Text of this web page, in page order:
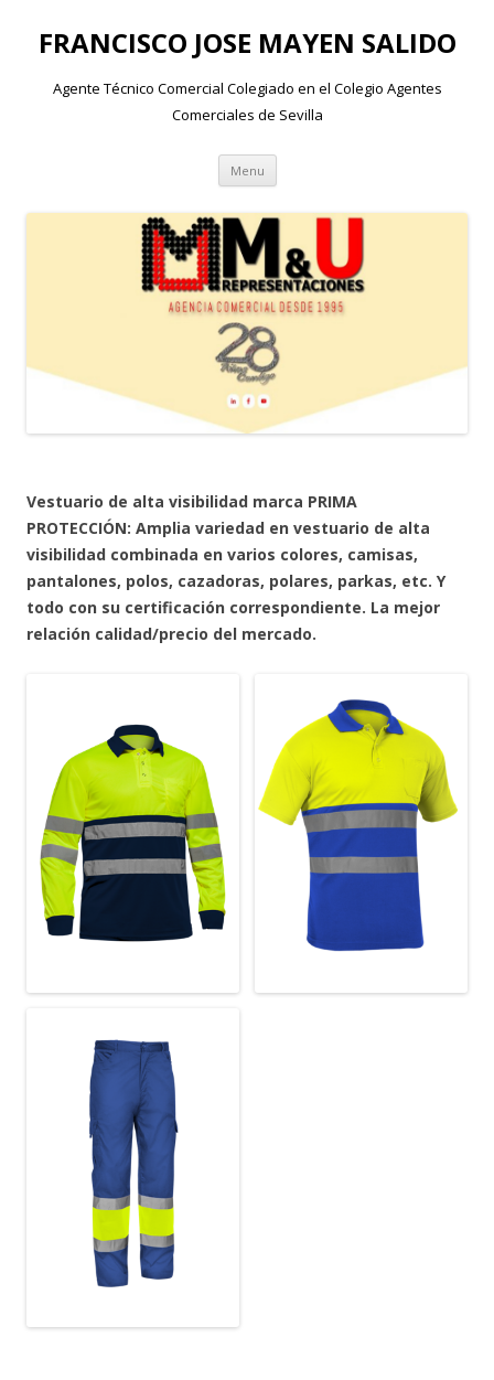
FRANCISCO JOSE MAYEN SALIDO
Agente Técnico Comercial Colegiado en el Colegio Agentes
Comerciales de Sevilla
Menu Skip to content
Vestuario de alta visibilidad marca PRIMA
PROTECCIÓN: Amplia variedad en vestuario de alta
visibilidad combinada en varios colores, camisas,
pantalones, polos, cazadoras, polares, parkas, etc. Y
todo con su certificación correspondiente. La mejor
relación calidad/precio del mercado.